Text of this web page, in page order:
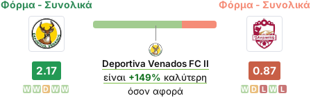
Φόρμα - Συνολικά Φόρμα - Συνολικά
2.17
W W D W W
Deportiva Venados FC II
είναι +149% καλύτερη
όσον αφορά
0.87
W D L W L